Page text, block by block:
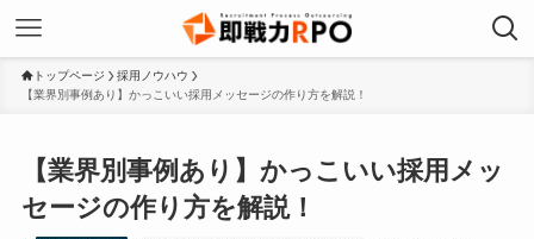
トップページ
採用ノウハウ
【業界別事例あり】かっこいい採用メッセージの作り方を解説！
【業界別事例あり】かっこいい採用メッ
セージの作り方を解説！